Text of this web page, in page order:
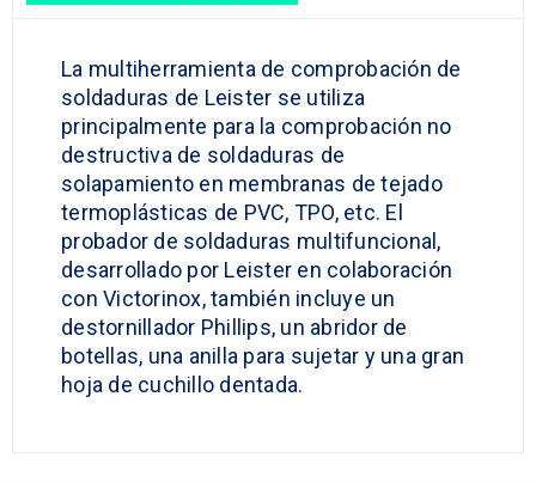
La multiherramienta de comprobación de
soldaduras de Leister se utiliza
principalmente para la comprobación no
destructiva de soldaduras de
solapamiento en membranas de tejado
termoplásticas de PVC, TPO, etc. El
probador de soldaduras multifuncional,
desarrollado por Leister en colaboración
con Victorinox, también incluye un
destornillador Phillips, un abridor de
botellas, una anilla para sujetar y una gran
hoja de cuchillo dentada.